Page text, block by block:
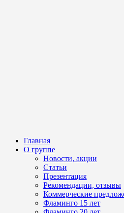
Главная
О группе
Новости, акции
Статьи
Презентация
Рекомендации, отзывы
Коммерческие
Фламинго 15 лет